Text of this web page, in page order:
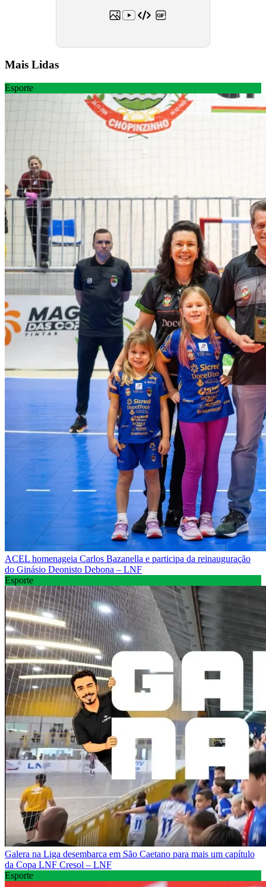
Mais Lidas
Esporte
ACEL homenageia Carlos Bazanella e participa da reinauguração
do Ginásio Deonisto Debona – LNF
Esporte
Galera na Liga desembarca em São Caetano para mais um capítulo
da Copa LNF Cresol – LNF
Esporte